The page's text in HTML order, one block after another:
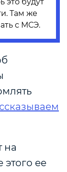
Там же
с МСЭ.
на
ее